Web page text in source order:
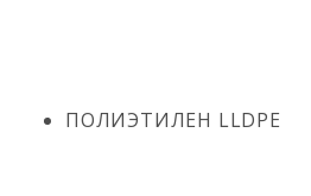
ПОЛИЭТИЛЕН LLDPE